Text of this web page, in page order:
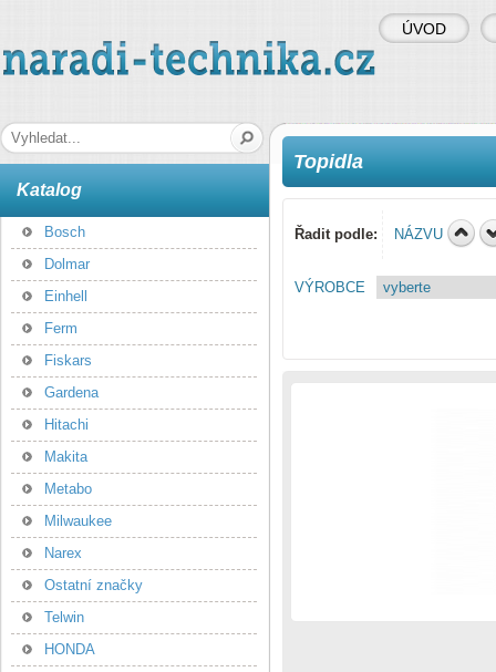
naradi-technika.cz
Topidla
Řadit podle: NÁZVU
VÝROBCE
Katalog
Bosch
Dolmar
Einhell
Ferm
Fiskars
Gardena
Hitachi
Makita
Metabo
Milwaukee
Narex
Ostatní značky
Telwin
HONDA
ÚVOD
Hledaná fráze